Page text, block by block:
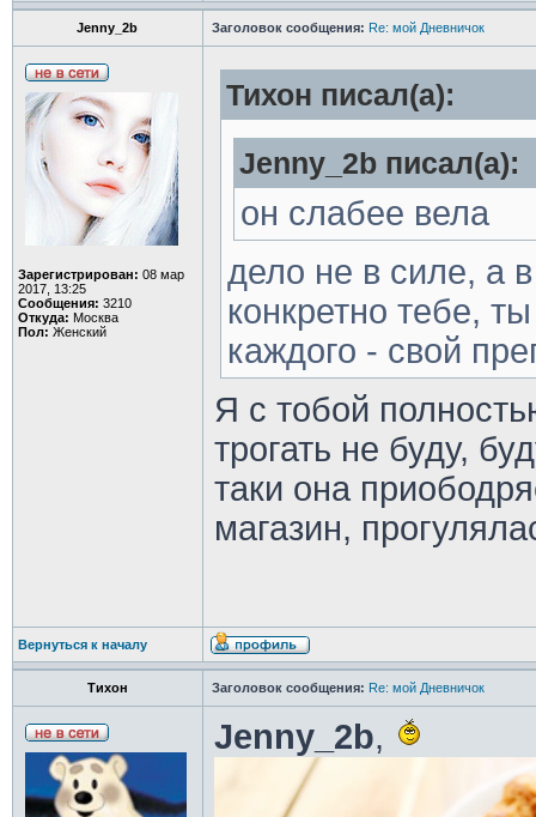
Jenny_2b Заголовок сообщения: Re: мой Дневничок
Зарегистрирован: 08 мар
2017, 13:25
Сообщения: 3210
Откуда: Москва
Пол: Женский
Тихон писал(а):
Jenny_2b писал(а):
он слабее вела
дело не в силе, а
конкретно тебе,
каждого - свой
Я с тобой
трогать не буду,
таки она
магазин,
Вернуться к началу
Тихон Заголовок сообщения: Re: мой Дневничок
Jenny_2b,